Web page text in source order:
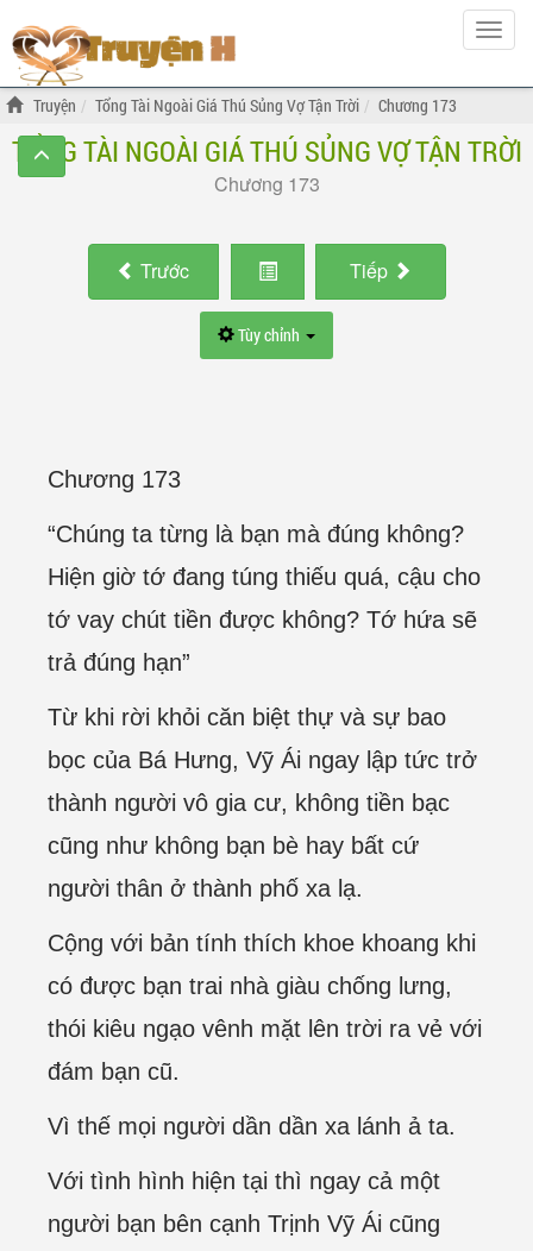
Hiện
menu
Truyện Tổng Tài Ngoài Giá Thú Sủng Vợ Tận Trời Chương 173
TỔNG TÀI NGOÀI GIÁ THÚ SỦNG VỢ TẬN TRỜI
Chương 173
Trước Tiếp
Tùy chỉnh
Chương 173
“Chúng ta từng là bạn mà đúng không?
Hiện giờ tớ đang túng thiếu quá, cậu cho
tớ vay chút tiền được không? Tớ hứa sẽ
trả đúng hạn”
Từ khi rời khỏi căn biệt thự và sự bao
bọc của Bá Hưng, Vỹ Ái ngay lập tức trở
thành người vô gia cư, không tiền bạc
cũng như không bạn bè hay bất cứ
người thân ở thành phố xa lạ.
Cộng với bản tính thích khoe khoang khi
có được bạn trai nhà giàu chống lưng,
thói kiêu ngạo vênh mặt lên trời ra vẻ với
đám bạn cũ.
Vì thế mọi người dần dần xa lánh ả ta.
Với tình hình hiện tại thì ngay cả một
người bạn bên cạnh Trịnh Vỹ Ái cũng